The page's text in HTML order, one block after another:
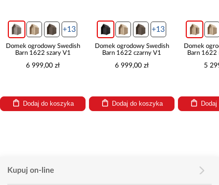
Domek ogrodowy Swedish
Barn 1622 czarny V1
6 999,00 zł
Dodaj do koszyka
Domek ogrodowy Swedish
Barn 1622 naturalny V2
5 299,00 zł
Dodaj do koszyka
Kupuj on-line